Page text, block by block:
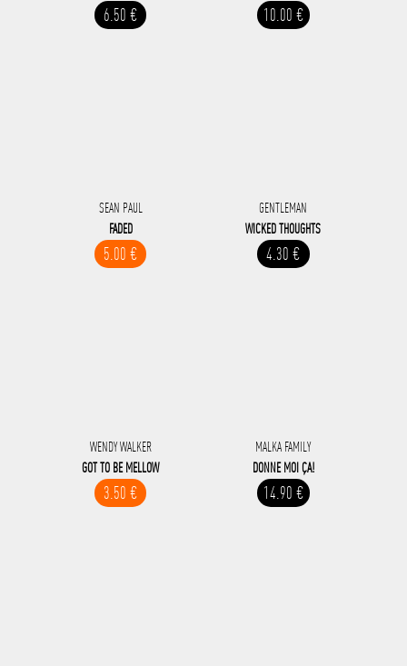
6.50 € 10.00 €
SEAN PAUL
FADED
5.00 €
GENTLEMAN
WICKED THOUGHTS
4.30 €
WENDY WALKER
GOT TO BE MELLOW
3.50 €
MALKA FAMILY
DONNE MOI ÇA!
14.90 €